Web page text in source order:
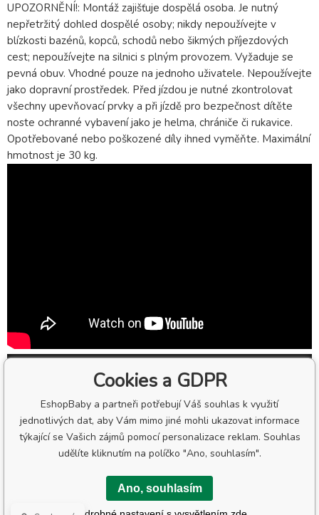
UPOZORNĚNÍ!: Montáž zajišťuje dospělá osoba. Je nutný
nepřetržitý dohled dospělé osoby; nikdy nepoužívejte v
blízkosti bazénů, kopců, schodů nebo šikmých příjezdových
cest; nepoužívejte na silnici s plným provozem. Vyžaduje se
pevná obuv. Vhodné pouze na jednoho uživatele. Nepoužívejte
jako dopravní prostředek. Před jízdou je nutné zkontrolovat
všechny upevňovací prvky a při jízdě pro bezpečnost dítěte
noste ochranné vybavení jako je helma, chrániče či rukavice.
Opotřebované nebo poškozené díly ihned vyměňte. Maximální
hmotnost je 30 kg.
Cookies a GDPR
EshopBaby a partneři potřebují Váš souhlas k využití
jednotlivých dat, aby Vám mimo jiné mohli ukazovat informace
týkající se Vašich zájmů pomocí personalizace reklam. Souhlas
udělíte kliknutím na políčko "Ano, souhlasím".
Ano, souhlasím